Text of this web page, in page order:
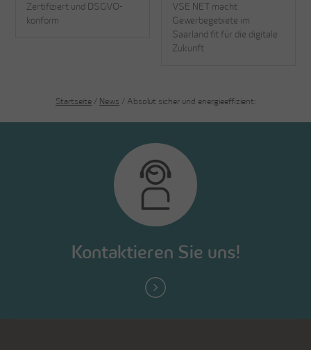
Zertifiziert und DSGVO-
konform
VSE NET macht
Gewerbegebiete im
Saarland fit für die digitale
Zukunft
Startseite / News / Absolut sicher und energieeffizient:
Kontaktieren Sie uns!